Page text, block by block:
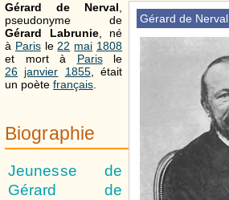
Gérard de Nerval
Gérard de Nerval
pseudonyme de
Gérard Labrunie, né
à Parisle 22 mai 1808
et mort à Parisle
26 janvier 1855, était
un poète français
Biographie
Jeunesse de
Gérard de